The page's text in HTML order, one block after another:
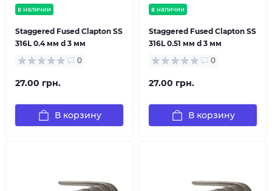
в наличии
Staggered Fused Clapton SS
316L 0.4 мм d 3 мм
0
27.00 грн.
В корзину
в наличии
Staggered Fused Clapton SS
316L 0.51 мм d 3 мм
0
27.00 грн.
В корзину